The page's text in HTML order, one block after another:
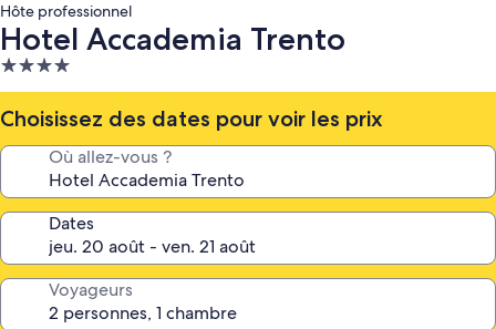
Hôte professionnel
Hotel Accademia Trento
Hébergement
4.0 étoiles
Choisissez des dates pour voir les prix
Où allez-vous ?
Dates
Voyageurs